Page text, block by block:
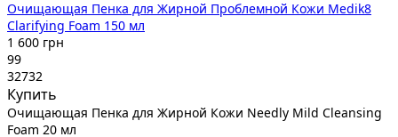
Очищающая Пенка для Жирной Проблемной Кожи Medik8
Clarifying Foam 150 мл
1 600 грн
99
32732
Купить
Очищающая Пенка для Жирной Кожи Needly Mild Cleansing
Foam 20 мл